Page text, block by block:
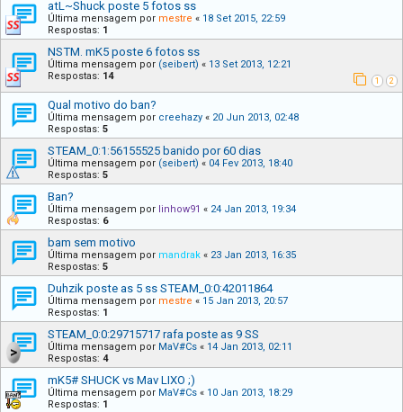
atL~Shuck poste 5 fotos ss
Última mensagem por mestre « 18 Set 2015, 22:59
Respostas: 1
NSTM. mK5 poste 6 fotos ss
Última mensagem por (seibert) « 13 Set 2013, 12:21
Respostas: 14 1 2
Qual motivo do ban?
Última mensagem por creehazy « 20 Jun 2013, 02:48
Respostas: 5
STEAM_0:1:56155525 banido por 60 dias
Última mensagem por (seibert) « 04 Fev 2013, 18:40
Respostas: 5
Ban?
Última mensagem por linhow91 « 24 Jan 2013, 19:34
Respostas: 6
bam sem motivo
Última mensagem por mandrak « 23 Jan 2013, 16:35
Respostas: 5
Duhzik poste as 5 ss STEAM_0:0:42011864
Última mensagem por mestre « 15 Jan 2013, 20:57
Respostas: 1
STEAM_0:0:29715717 rafa poste as 9 SS
Última mensagem por MaV#Cs « 14 Jan 2013, 02:11
Respostas: 4
mK5# SHUCK vs Mav LIXO ;)
Última mensagem por MaV#Cs « 10 Jan 2013, 18:29
Respostas: 1